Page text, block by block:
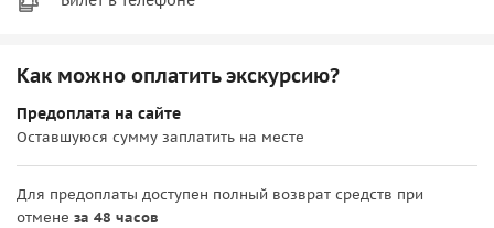
Как можно оплатить экскурсию?
Предоплата на сайте
Оставшуюся сумму заплатить на месте
Для предоплаты доступен полный возврат средств при
отмене за 48 часов